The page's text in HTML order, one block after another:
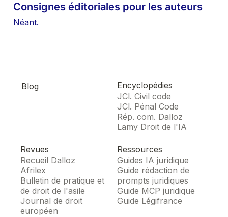
Consignes éditoriales pour les auteurs
Néant.
Blog
Encyclopédies
JCl. Civil code
JCl. Pénal Code
Rép. com. Dalloz
Lamy Droit de l'IA
Revues
Recueil Dalloz
Afrilex
Bulletin de pratique et
de droit de l'asile
Journal de droit
européen
Ressources
Guides IA juridique
Guide rédaction de
prompts juridiques
Guide MCP juridique
Guide Légifrance